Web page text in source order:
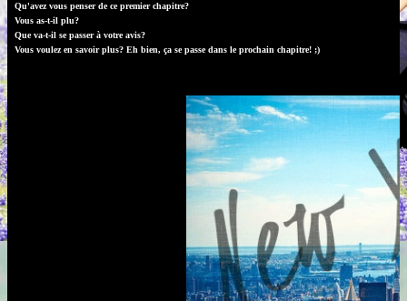
Qu'avez vous penser de ce premier chapitre?
Vous as-t-il plu?
Que va-t-il se passer à votre avis?
Vous voulez en savoir plus? Eh bien, ça se passe dans le prochain chapitre! ;)